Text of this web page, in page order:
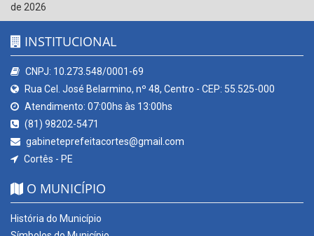
de 2026
INSTITUCIONAL
CNPJ: 10.273.548/0001-69
Rua Cel. José Belarmino, nº 48, Centro - CEP: 55.525-000
Atendimento: 07:00hs às 13:00hs
(81) 98202-5471
gabineteprefeitacortes@gmail.com
Cortês - PE
O MUNICÍPIO
História do Município